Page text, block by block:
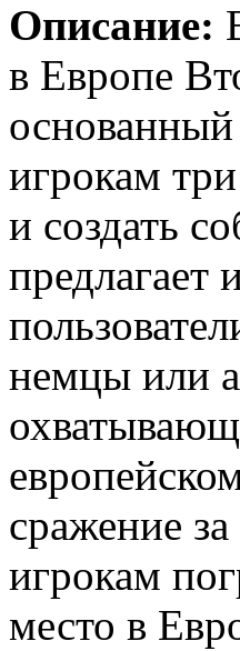
Описание:
в Европе
основанный
игрокам
и создать
предлагает
немцы или
сражение
игрокам
место в